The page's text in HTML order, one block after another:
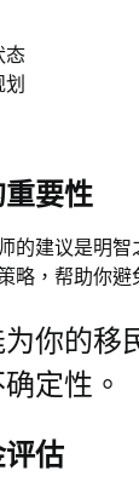
态
要性
的建议是明
略，帮助你避
你的移
定性。
估